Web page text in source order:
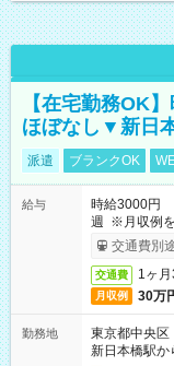
【在宅勤務OK
ほぼなし▼新日
派遣 ブランクOK
給与
時給3000円
週 ※月収例
ービス利用可
交通費別
交通費 1ヶ
月収例 30万
勤務地
東京都中央区
新日本橋駅か